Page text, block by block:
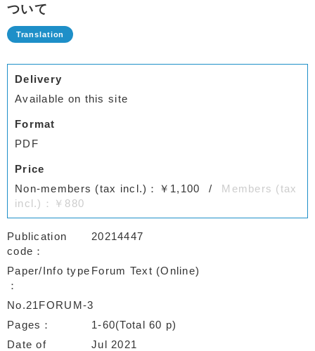
ついて
Delivery
Available on this site
Format
PDF
Price
Non-members (tax incl.)：￥1,100
Members (tax
incl.)：￥880
Publication
code
20214447
Paper/Info type Forum Text (Online)
No.21FORUM-3
Pages
1-60(Total 60 p)
Date of
Jul 2021